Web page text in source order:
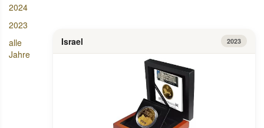
2024
2023
alle
Jahre
Israel 2023